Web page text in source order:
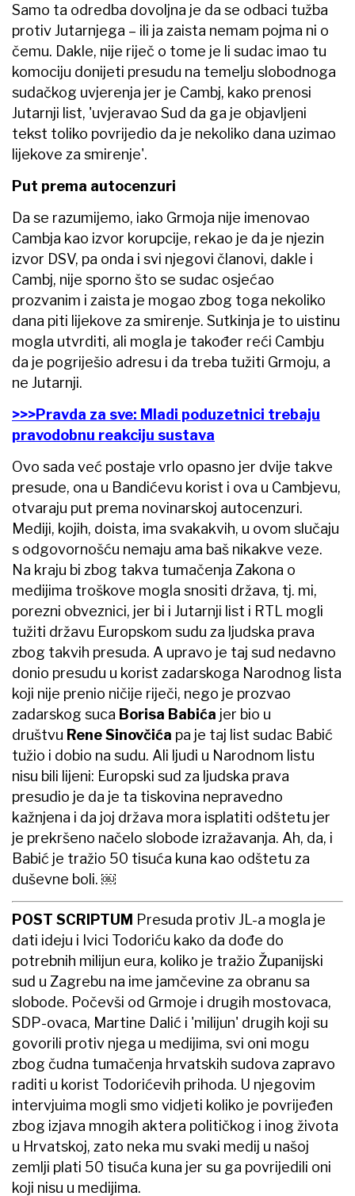
Samo ta odredba dovoljna je da se odbaci tužba
protiv Jutarnjega – ili ja zaista nemam pojma ni o
čemu. Dakle, nije riječ o tome je li sudac imao tu
komociju donijeti presudu na temelju slobodnoga
sudačkog uvjerenja jer je Cambj, kako prenosi
Jutarnji list, 'uvjeravao Sud da ga je objavljeni
tekst toliko povrijedio da je nekoliko dana uzimao
lijekove za smirenje'.
Put prema autocenzuri
Da se razumijemo, iako Grmoja nije imenovao
Cambja kao izvor korupcije, rekao je da je njezin
izvor DSV, pa onda i svi njegovi članovi, dakle i
Cambj, nije sporno što se sudac osjećao
prozvanim i zaista je mogao zbog toga nekoliko
dana piti lijekove za smirenje. Sutkinja je to uistinu
mogla utvrditi, ali mogla je također reći Cambju
da je pogriješio adresu i da treba tužiti Grmoju, a
ne Jutarnji.
>>>Pravda za sve: Mladi poduzetnici trebaju
pravodobnu reakciju sustava
Ovo sada već postaje vrlo opasno jer dvije takve
presude, ona u Bandićevu korist i ova u Cambjevu,
otvaraju put prema novinarskoj autocenzuri.
Mediji, kojih, doista, ima svakakvih, u ovom slučaju
s odgovornošću nemaju ama baš nikakve veze.
Na kraju bi zbog takva tumačenja Zakona o
medijima troškove mogla snositi država, tj. mi,
porezni obveznici, jer bi i Jutarnji list i RTL mogli
tužiti državu Europskom sudu za ljudska prava
zbog takvih presuda. A upravo je taj sud nedavno
donio presudu u korist zadarskoga Narodnog lista
koji nije prenio ničije riječi, nego je prozvao
zadarskog suca Borisa Babića jer bio u
društvu Rene Sinovčića pa je taj list sudac Babić
tužio i dobio na sudu. Ali ljudi u Narodnom listu
nisu bili lijeni: Europski sud za ljudska prava
presudio je da je ta tiskovina nepravedno
kažnjena i da joj država mora isplatiti odštetu jer
je prekršeno načelo slobode izražavanja. Ah, da, i
Babić je tražio 50 tisuća kuna kao odštetu za
duševne boli. ￼
POST SCRIPTUM Presuda protiv JL-a mogla je
dati ideju i Ivici Todoriću kako da dođe do
potrebnih milijun eura, koliko je tražio Županijski
sud u Zagrebu na ime jamčevine za obranu sa
slobode. Počevši od Grmoje i drugih mostovaca,
SDP-ovaca, Martine Dalić i 'milijun' drugih koji su
govorili protiv njega u medijima, svi oni mogu
zbog čudna tumačenja hrvatskih sudova zapravo
raditi u korist Todorićevih prihoda. U njegovim
intervjuima mogli smo vidjeti koliko je povrijeđen
zbog izjava mnogih aktera političkog i inog života
u Hrvatskoj, zato neka mu svaki medij u našoj
zemlji plati 50 tisuća kuna jer su ga povrijedili oni
koji nisu u medijima.